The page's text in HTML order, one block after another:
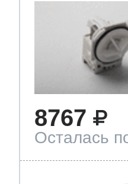
8767
Осталась